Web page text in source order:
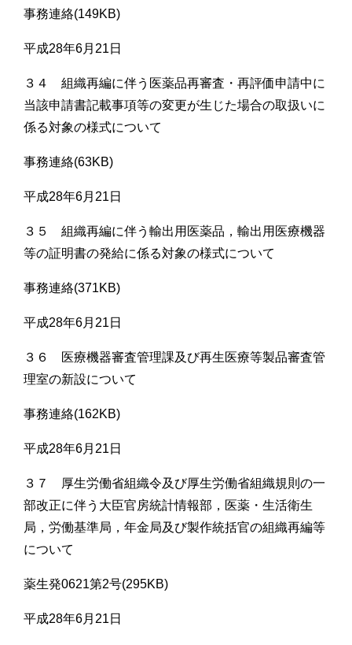
事務連絡(149KB)
平成28年6月21日
３４ 組織再編に伴う医薬品再審査・再評価申請中に
当該申請書記載事項等の変更が生じた場合の取扱いに
係る対象の様式について
事務連絡(63KB)
平成28年6月21日
３５ 組織再編に伴う輸出用医薬品，輸出用医療機器
等の証明書の発給に係る対象の様式について
事務連絡(371KB)
平成28年6月21日
３６ 医療機器審査管理課及び再生医療等製品審査管
理室の新設について
事務連絡(162KB)
平成28年6月21日
３７ 厚生労働省組織令及び厚生労働省組織規則の一
部改正に伴う大臣官房統計情報部，医薬・生活衛生
局，労働基準局，年金局及び製作統括官の組織再編等
について
薬生発0621第2号(295KB)
平成28年6月21日